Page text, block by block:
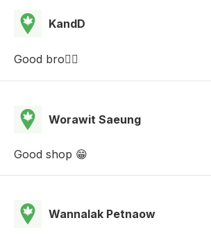
KandD
Good bro👍🏿
Worawit Saeung
Good shop 😁
Wannalak Petnaow